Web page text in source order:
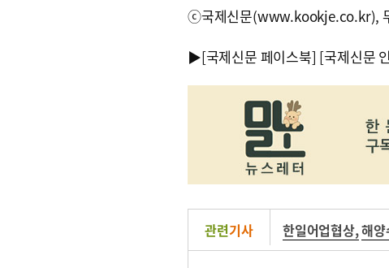
ⓒ국제신문(www.kookje.co.kr),
▶[국제신문 페이스북] [국제신문
관련기사 한일어업협상,해